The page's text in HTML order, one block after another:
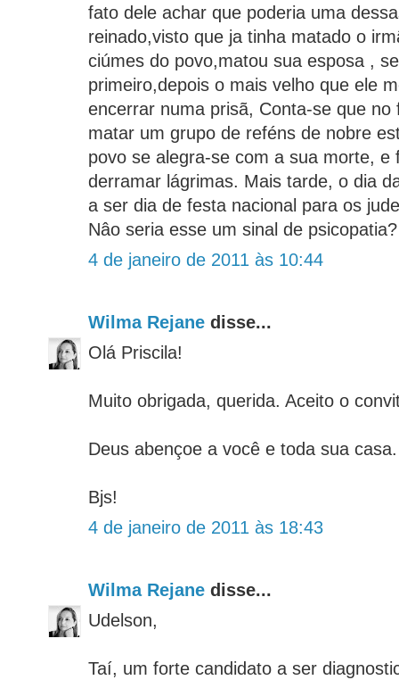
fato dele achar que poderia uma
reinado,visto que ja tinha matado o
ciúmes do povo,matou sua esposa ,
primeiro,depois o mais velho que ele
encerrar numa prisã, Conta-se que no
matar um grupo de reféns de nobre
povo se alegra-se com a sua morte, e
derramar lágrimas. Mais tarde, o dia
a ser dia de festa nacional para os
Nâo seria esse um sinal de psicopatia?
4 de janeiro de 2011 às 10:44
Wilma Rejane disse...
Olá Priscila!
Muito obrigada, querida. Aceito o
Deus abençoe a você e toda sua casa.
Bjs!
4 de janeiro de 2011 às 18:43
Wilma Rejane disse...
Udelson,
Taí, um forte candidato a ser